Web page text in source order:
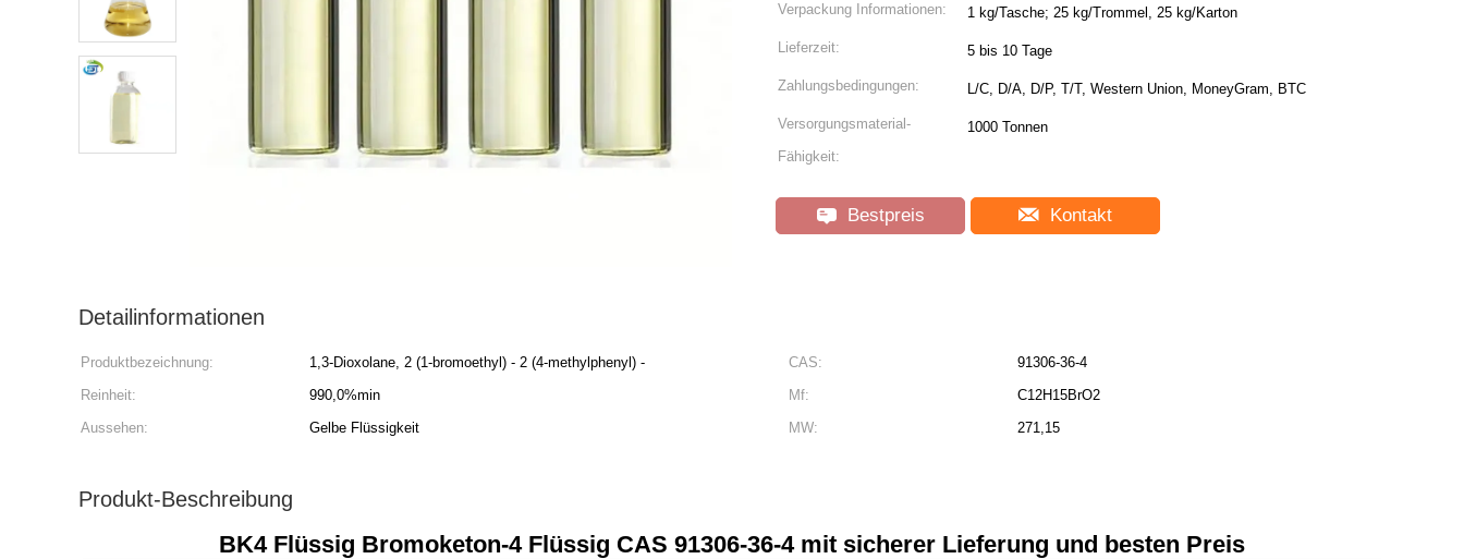
Verpackung Informationen: 1 kg/Tasche; 25 kg/Trommel, 25 kg/Karton
Lieferzeit: 5 bis 10 Tage
Zahlungsbedingungen: L/C, D/A, D/P, T/T, Western Union, MoneyGram, BTC
Versorgungsmaterial-
Fähigkeit:
1000 Tonnen
Bestpreis Kontakt
Detailinformationen
Produktbezeichnung: 1,3-Dioxolane, 2 (1-bromoethyl) - 2 (4-methylphenyl) - CAS:
91306-36-4
Reinheit:
990,0%min Mf:
C12H15BrO2
Aussehen:
Gelbe Flüssigkeit MW: 271,15
Produkt-Beschreibung
BK4 Flüssig Bromoketon-4 Flüssig CAS 91306-36-4 mit sicherer Lieferung und besten Preis